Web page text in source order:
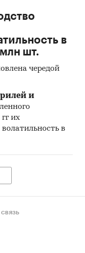
в
шт.
чередой
и
их
в